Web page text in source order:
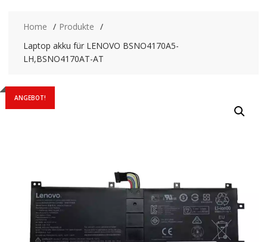
Home
Produkte
Laptop akku für LENOVO BSNO4170A5-
LH,BSNO4170AT-AT
ANGEBOT!